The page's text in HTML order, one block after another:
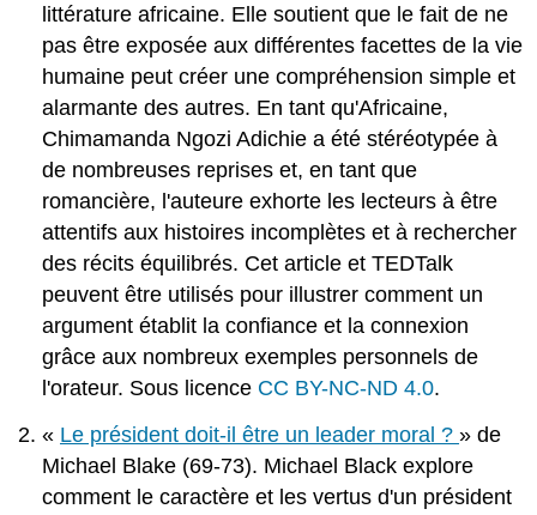
littérature africaine. Elle soutient que le fait de ne
pas être exposée aux différentes facettes de la vie
humaine peut créer une compréhension simple et
alarmante des autres. En tant qu'Africaine,
Chimamanda Ngozi Adichie a été stéréotypée à
de nombreuses reprises et, en tant que
romancière, l'auteure exhorte les lecteurs à être
attentifs aux histoires incomplètes et à rechercher
des récits équilibrés. Cet article et TEDTalk
peuvent être utilisés pour illustrer comment un
argument établit la confiance et la connexion
grâce aux nombreux exemples personnels de
l'orateur. Sous licence CC BY-NC-ND 4.0.
« Le président doit-il être un leader moral ?» de
Michael Blake (69-73). Michael Black explore
comment le caractère et les vertus d'un président